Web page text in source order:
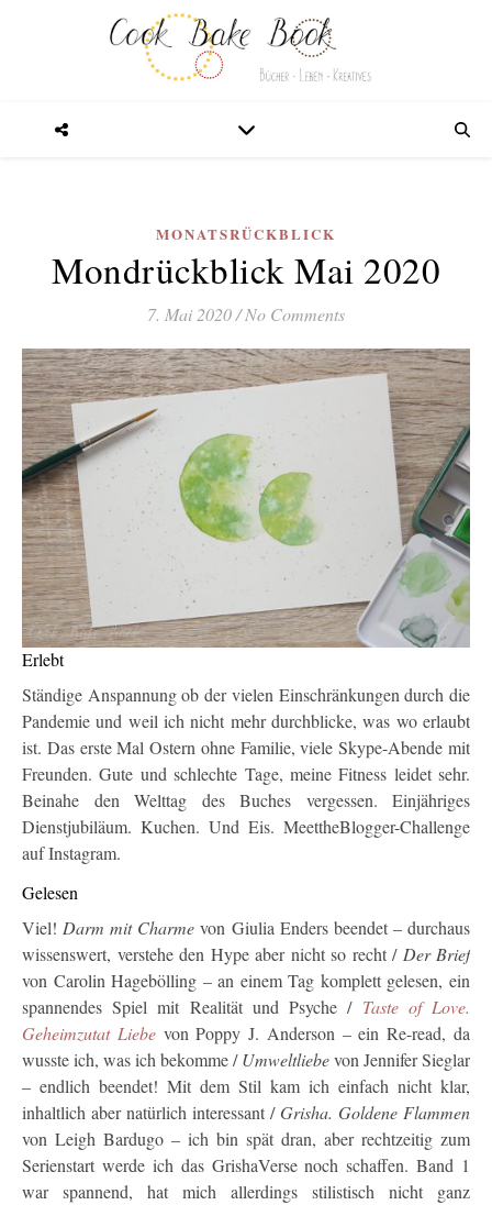
MONATSRÜCKBLICK
Mondrückblick Mai 2020
7. Mai 2020/No Comments
Erlebt
Ständige Anspannung ob der vielen Einschränkungen durch die
Pandemie und weil ich nicht mehr durchblicke, was wo erlaubt
ist. Das erste Mal Ostern ohne Familie, viele Skype-Abende mit
Freunden. Gute und schlechte Tage, meine Fitness leidet sehr.
Beinahe den Welttag des Buches vergessen. Einjähriges
Dienstjubiläum. Kuchen. Und Eis. MeettheBlogger-Challenge
auf Instagram.
Gelesen
Viel!Darm mit Charme von Giulia Enders beendet – durchaus
wissenswert, verstehe den Hype aber nicht so recht / Der Brief
von Carolin Hagebölling – an einem Tag komplett gelesen, ein
spannendes Spiel mit Realität und Psyche / Taste of Love.
Geheimzutat Liebevon Poppy J. Anderson – ein Re-read, da
wusste ich, was ich bekomme /Umweltliebevon Jennifer Sieglar
– endlich beendet! Mit dem Stil kam ich einfach nicht klar,
inhaltlich aber natürlich interessant /Grisha. Goldene Flammen
von Leigh Bardugo – ich bin spät dran, aber rechtzeitig zum
Serienstart werde ich das GrishaVerse noch schaffen. Band 1
war spannend, hat mich allerdings stilistisch nicht ganz